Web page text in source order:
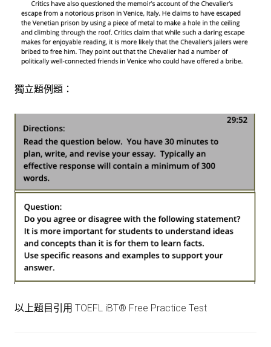
獨立題例題：
以上題目引用 TOEFL iBT® Free Practice Test